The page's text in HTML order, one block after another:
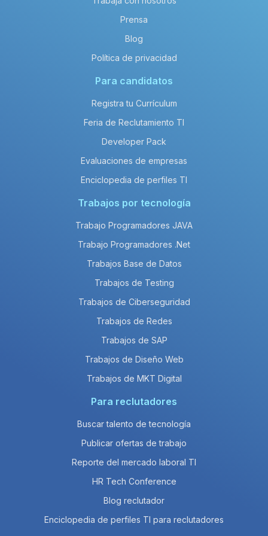
salary_title en enterprise es de
Prensa
Blog
Política de privacidad
Para candidatos
Registra tu Currículum
Feria de Reclutamiento TI
Developer Pack
Evaluaciones de empresas
Enciclopedia de perfiles TI
Trabajos por tecnología
Trabajo Programadores JAVA
Trabajo Programadores .Net
Trabajos Base de Datos
Trabajos de Testing
Trabajos de Ciberseguridad
Trabajos de Redes
Trabajos de SAP
Trabajos de Diseño Web
Trabajos de MKT Digital
Para reclutadores
Buscar talento de tecnología
Publicar ofertas de trabajo
Reporte del mercado laboral TI
HR Tech Conference
Blog reclutador
Enciclopedia de perfiles TI para reclutadores